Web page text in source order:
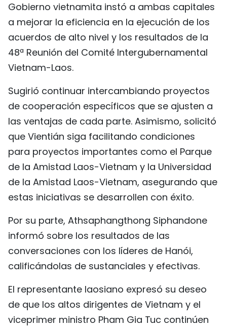
Gobierno vietnamita instó a ambas capitales
a mejorar la eficiencia en la ejecución de los
acuerdos de alto nivel y los resultados de la
48ª Reunión del Comité Intergubernamental
Vietnam-Laos.
Sugirió continuar intercambiando proyectos
de cooperación específicos que se ajusten a
las ventajas de cada parte. Asimismo, solicitó
que Vientián siga facilitando condiciones
para proyectos importantes como el Parque
de la Amistad Laos-Vietnam y la Universidad
de la Amistad Laos-Vietnam, asegurando que
estas iniciativas se desarrollen con éxito.
Por su parte, Athsaphangthong Siphandone
informó sobre los resultados de las
conversaciones con los líderes de Hanói,
calificándolas de sustanciales y efectivas.
El representante laosiano expresó su deseo
de que los altos dirigentes de Vietnam y el
viceprimer ministro Pham Gia Tuc continúen